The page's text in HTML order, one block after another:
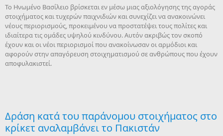
Το Ηνωμένο Βασίλειο βρίσκεται εν μέσω μιας αξιολόγησης της αγοράς
στοιχήματος και τυχερών παιχνιδιών και συνεχίζει να ανακοινώνει
νέους περιορισμούς, προκειμένου να προστατέψει τους πολίτες και
ιδιαίτερα τις ομάδες υψηλού κινδύνου. Αυτόν ακριβώς τον σκοπό
έχουν και οι νέοι περιορισμοί που ανακοίνωσαν οι αρμόδιοι και
αφορούν στην απαγόρευση στοιχηματισμού σε ανθρώπους που έχουν
αποφυλακιστεί.
Δράση κατά του παράνομου στοιχήματος στο
κρίκετ αναλαμβάνει το Πακιστάν